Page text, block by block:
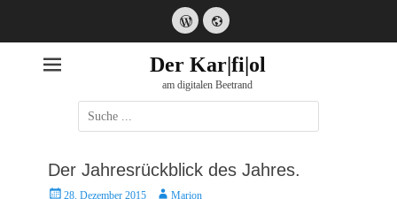
WordPress
Website
Der Kar|fi|ol
am digitalen Beetrand
Suche
nach:
Der Jahresrückblick des Jahres.
Posted28. Dezember 2015 AutorMarion